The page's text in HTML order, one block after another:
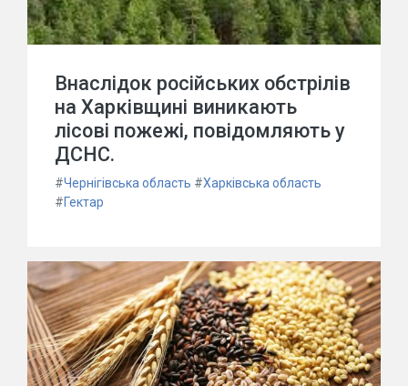
Внаслідок російських обстрілів
на Харківщині виникають
лісові пожежі, повідомляють у
ДСНС.
#Чернігівська область #Харківська область
#Гектар